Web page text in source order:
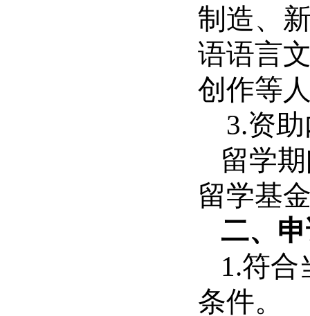
制造、
语语言
创作等
3.资
留学
留学基
二、
1.符
条件。